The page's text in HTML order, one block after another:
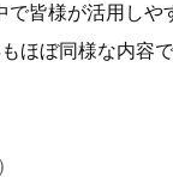
皆様が活用し
ほぼ同様な内容